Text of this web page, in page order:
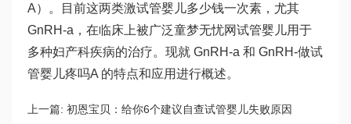
A）。目前这两类激试管婴儿多少钱一次素，尤其
GnRH-a，在临床上被广泛童梦无忧网试管婴儿用于
多种妇产科疾病的治疗。现就 GnRH-a 和 GnRH-做试
管婴儿疼吗A 的特点和应用进行概述。
上一篇: 初恩宝贝：给你6个建议自查试管婴儿失败原因